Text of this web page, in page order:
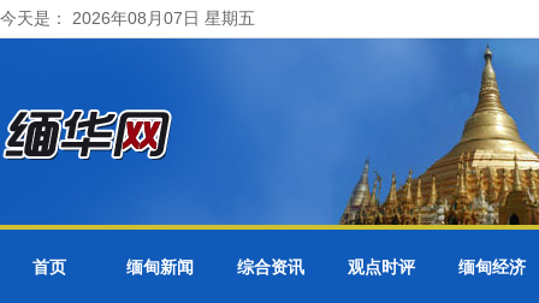
今天是： 2026年08月07日 星期五
首页 缅甸新闻 综合资讯 观点时评 缅甸经济